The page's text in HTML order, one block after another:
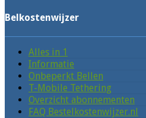
Belkostenwijzer
Alles in 1
Informatie
Onbeperkt Bellen
T-Mobile Tethering
Overzicht abonnementen
FAQ Bestelkostenwijzer.nl